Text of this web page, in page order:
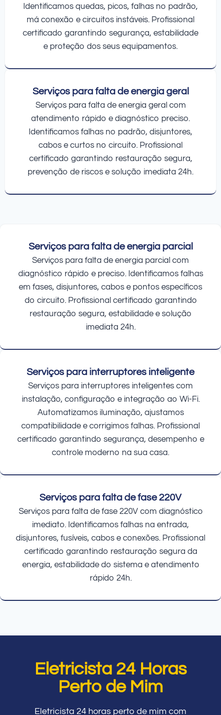
Identificamos quedas, picos, falhas no padrão,
má conexão e circuitos instáveis. Profissional
certificado garantindo segurança, estabilidade
e proteção dos seus equipamentos.
Serviços para falta de energia geral
Serviços para falta de energia geral com
atendimento rápido e diagnóstico preciso.
Identificamos falhas no padrão, disjuntores,
cabos e curtos no circuito. Profissional
certificado garantindo restauração segura,
prevenção de riscos e solução imediata 24h.
Serviços para falta de energia parcial
Serviços para falta de energia parcial com
diagnóstico rápido e preciso. Identificamos falhas
em fases, disjuntores, cabos e pontos específicos
do circuito. Profissional certificado garantindo
restauração segura, estabilidade e solução
imediata 24h.
Serviços para interruptores inteligente
Serviços para interruptores inteligentes com
instalação, configuração e integração ao Wi-Fi.
Automatizamos iluminação, ajustamos
compatibilidade e corrigimos falhas. Profissional
certificado garantindo segurança, desempenho e
controle moderno na sua casa.
Serviços para falta de fase 220V
Serviços para falta de fase 220V com diagnóstico
imediato. Identificamos falhas na entrada,
disjuntores, fusíveis, cabos e conexões. Profissional
certificado garantindo restauração segura da
energia, estabilidade do sistema e atendimento
rápido 24h.
Eletricista 24 Horas
Perto de Mim
Eletricista 24 horas perto de mim com